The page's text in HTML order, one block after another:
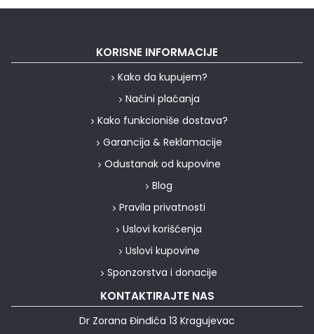
KORISNE INFORMACIJE
Kako da kupujem?
Načini plaćanja
Kako funkcioniše dostava?
Garancija & Reklamacije
Odustanak od kupovine
Blog
Pravila privatnosti
Uslovi korišćenja
Uslovi kupovine
Sponzorstva i donacije
KONTAKTIRAJTE NAS
Dr Zorana Đinđića 13 Kragujevac